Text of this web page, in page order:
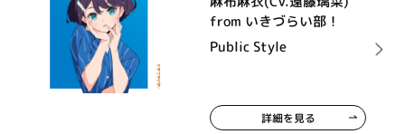
from いきづらい部！
Public Style
詳細を見る